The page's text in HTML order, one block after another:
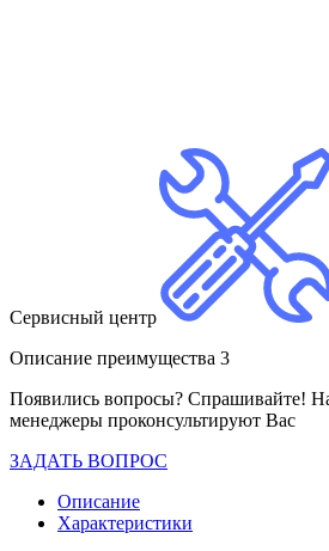
Сервисный центр
Описание преимущества 3
Появились вопросы? Спрашивайте!
менеджеры проконсультируют Вас
ЗАДАТЬ ВОПРОС
Описание
Характеристики